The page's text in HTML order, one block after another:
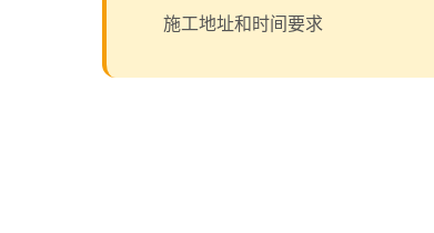
施工地址和时间要求